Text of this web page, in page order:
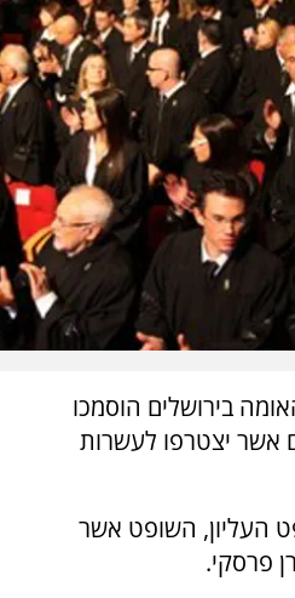
בירושלים הוסמכו
דין חדשים אשר יצטרפו לעשרות
העליון, השופט אשר
פרסקי.